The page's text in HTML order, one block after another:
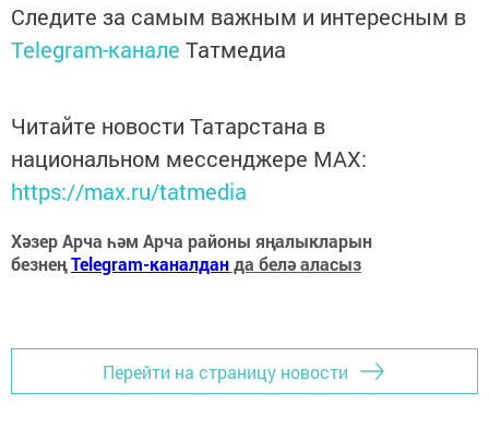
Следите за самым важным и интересным в
Telegram-канале Татмедиа
Читайте новости Татарстана в
национальном мессенджере MАХ:
https://max.ru/tatmedia
Хәзер Арча һәм Арча районы яңалыкларын
безнеңTelegram-каналданда белә аласыз
Перейти на страницу новости